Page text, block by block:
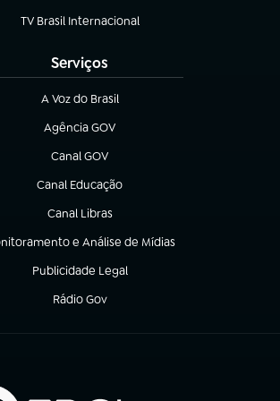
TV Brasil Internacional
(abre em nova aba)
Serviços
A Voz do Brasil
(abre em nova aba)
Agência GOV
(abre em nova aba)
Canal GOV
(abre em nova aba)
Canal Educação
(abre em nova aba)
Canal Libras
(abre em nova aba)
e Análise de Mídias
em nova aba)
Publicidade Legal
(abre em nova aba)
Rádio Gov
(abre em nova aba)